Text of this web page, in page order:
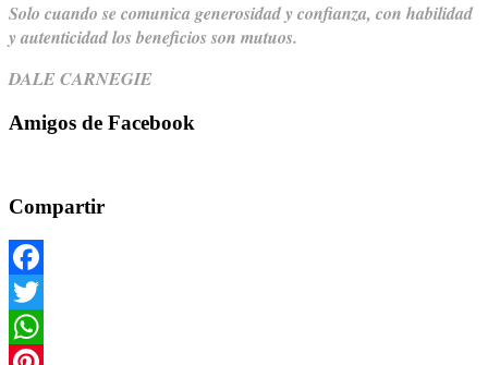
Solo cuando se comunica generosidad y confianza, con habilidad
y autenticidad los beneficios son mutuos.
DALE CARNEGIE
Amigos de Facebook
Compartir
Facebook
Twitter
WhatsApp